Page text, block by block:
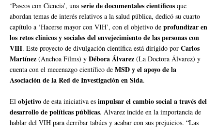
‘Paseos con Ciencia’, una serie de documentales científicos que
abordan temas de interés relativos a la salud pública, dedicó su cuarto
capítulo a ‘Hacerse mayor con VIH’, con el objetivo de profundizar en
los retos clínicos y sociales del envejecimiento de las personas con
VIH. Este proyecto de divulgación científica está dirigido por Carlos
Martínez (Anchoa Films) y Débora Álvarez (La Doctora Álvarez) y
cuenta con el mecenazgo científico de MSD y el apoyo de la
Asociación de la Red de Investigación en Sida.
El objetivo de esta iniciativa es impulsar el cambio social a través del
desarrollo de políticas públicas. Álvarez incide en la importancia de
hablar del VIH para derribar tabúes y acabar con sus prejuicios. “Las